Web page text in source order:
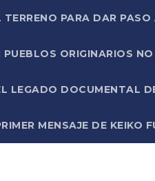
PARA DAR
ORIGINARIOS
LEGADO DOCUMENTAL
MENSAJE DE KEIKO